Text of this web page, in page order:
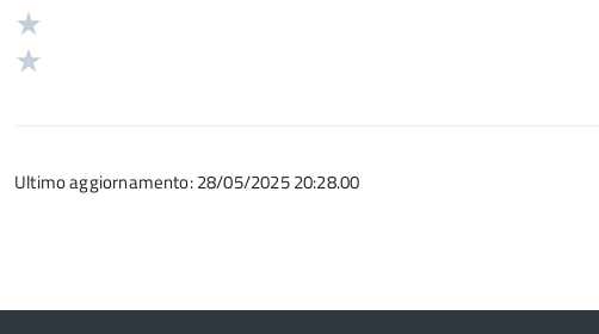
5
Ultimo aggiornamento: 28/05/2025 20:28.00